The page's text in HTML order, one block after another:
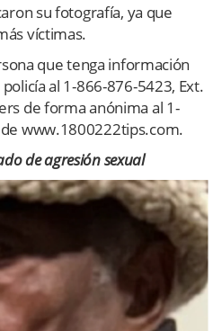
su fotografía, ya que
víctimas.
que tenga información
al 1-866-876-5423, Ext.
de forma anónima al 1-
www.1800222tips.com.
de agresión sexual